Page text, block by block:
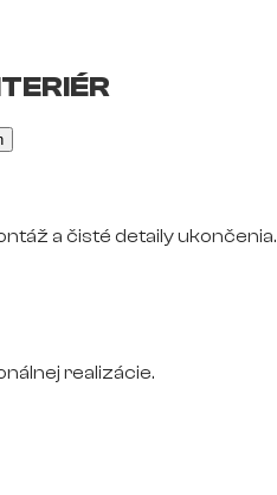
a čisté detaily ukončenia.
realizácie.